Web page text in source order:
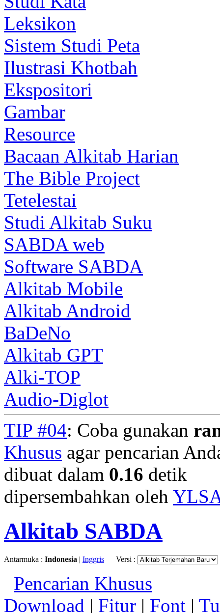
Leksikon
Sistem Studi Peta
Ilustrasi Khotbah
Ekspositori
Gambar
Resource
Bacaan Alkitab Harian
The Bible Project
Tetelestai
Studi Alkitab Suku
SABDA web
Software SABDA
Alkitab Mobile
Alkitab Android
BaDeNo
Alkitab GPT
Alki-TOP
Audio-Diglot
TIP #04: Coba gunakan
Khusus agar pencarian
dibuat dalam 0.16 detik
dipersembahkan oleh
Alkitab SABDA
Antarmuka : Indonesia | Inggris Versi :
Pencarian Khusus
Download | Fitur | Font |